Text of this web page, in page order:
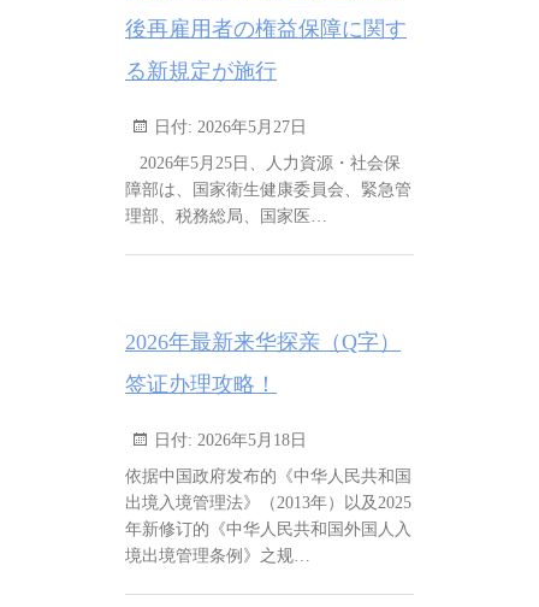
後再雇用者の権益保障に関す
る新規定が施行
日付: 2026年5月27日
2026年5月25日、人力資源・社会保
障部は、国家衛生健康委員会、緊急管
理部、税務総局、国家医…
2026年最新来华探亲（Q字）
签证办理攻略！
日付: 2026年5月18日
依据中国政府发布的《中华人民共和国
出境入境管理法》（2013年）以及2025
年新修订的《中华人民共和国外国人入
境出境管理条例》之规…